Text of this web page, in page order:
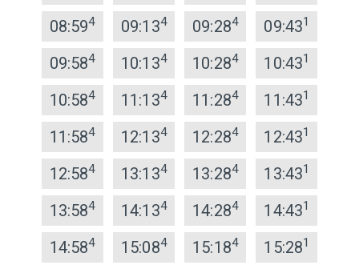
08:594 09:134 09:284 09:431
09:584 10:134 10:284 10:431
10:584 11:134 11:284 11:431
11:584 12:134 12:284 12:431
12:584 13:134 13:284 13:431
13:584 14:134 14:284 14:431
14:584 15:084 15:184 15:281